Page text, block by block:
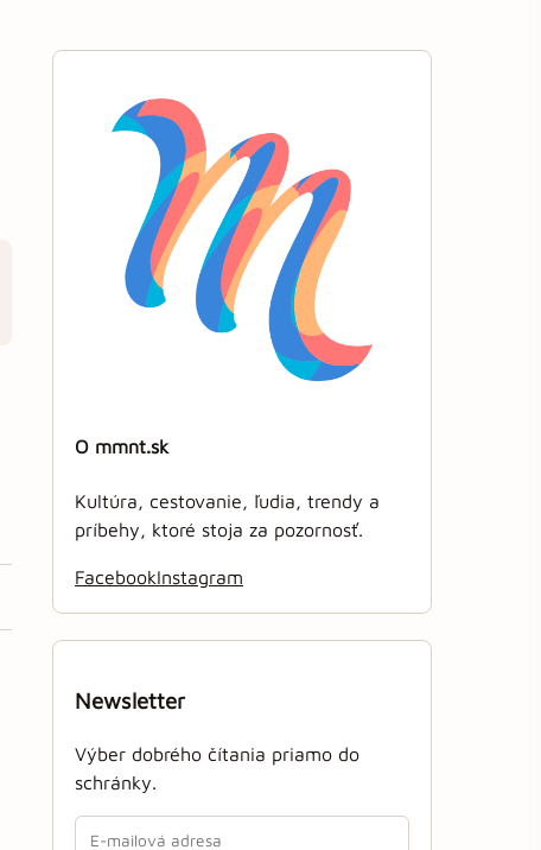
O mmnt.sk
Kultúra, cestovanie, ľudia, trendy a
príbehy, ktoré stoja za pozornosť.
FacebookInstagram
Newsletter
Výber dobrého čítania priamo do
schránky.